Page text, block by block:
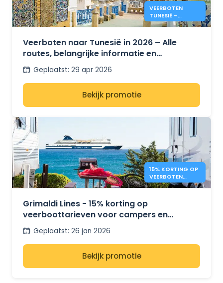
VEERBOTEN
TUNESIË –
PRIJZEN & INFO
Veerboten naar Tunesië in 2026 – Alle
routes, belangrijke informatie en
prijsontwikkelingen voor de zomer
Geplaatst: 29 apr 2026
Bekijk promotie
15% KORTING OP
VEERBOTEN
VOOR CAMPERS –
Grimaldi Lines - 15% korting op
veerboottarieven voor campers en
minibusjes
Geplaatst: 26 jan 2026
Bekijk promotie